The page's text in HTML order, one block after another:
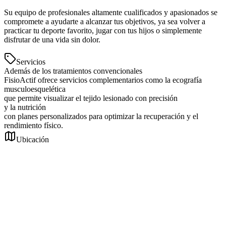
Su equipo de profesionales altamente cualificados y apasionados se
compromete a ayudarte a alcanzar tus objetivos, ya sea volver a
practicar tu deporte favorito, jugar con tus hijos o simplemente
disfrutar de una vida sin dolor.
Servicios
Además de los tratamientos convencionales
FisioActif ofrece servicios complementarios como la ecografía
musculoesquelética
que permite visualizar el tejido lesionado con precisión
y la nutrición
con planes personalizados para optimizar la recuperación y el
rendimiento físico.
Ubicación